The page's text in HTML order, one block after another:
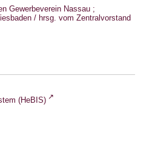
Gewerbeverein Nassau ;
/ hrsg. vom Zentralvorstand
(HeBIS)